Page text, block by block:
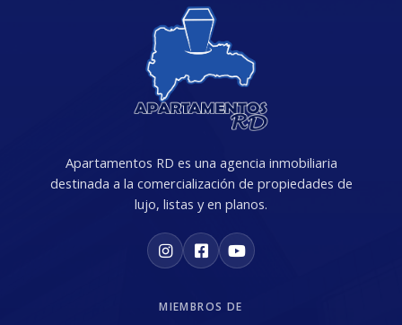
Apartamentos RD es una agencia inmobiliaria
destinada a la comercialización de propiedades de
lujo, listas y en planos.
MIEMBROS DE